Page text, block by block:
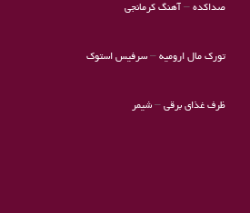
صداکده– آهنگ کرمانجی
تورک مال ارومیه–سرفیس استوک
ظرف غذای برقی– شیمر